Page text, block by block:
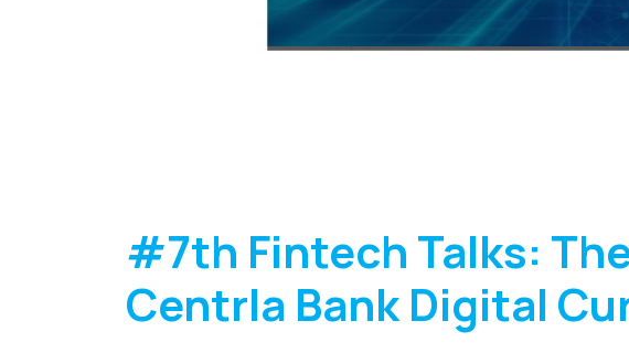
#7th Fintech Talks:
Centrla Bank Digital